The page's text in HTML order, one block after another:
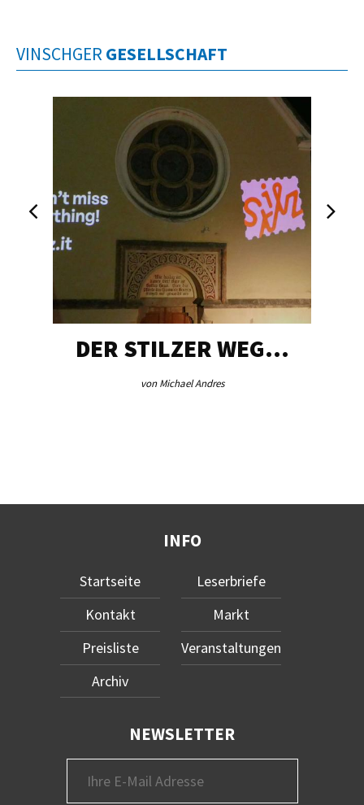
VINSCHGER GESELLSCHAFT
DER STILZER WEG…
von Michael Andres
INFO
Startseite
Kontakt
Preisliste
Archiv
Leserbriefe
Markt
Veranstaltungen
NEWSLETTER